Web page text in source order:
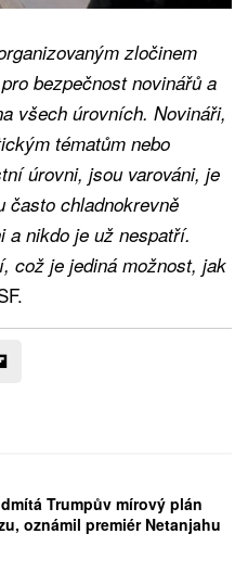
zločinem
bezpečnost novinářů a
všech úrovních. Novináři,
tématům nebo
úrovni, jsou varováni, je
často chladnokrevně
a nikdo je už nespatří.
což je jediná možnost, jak
Trumpův mírový plán
oznámil premiér Netanjahu